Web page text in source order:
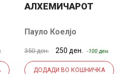
АЛХЕМИЧАРОТ
Пауло Коелјо
350 ден. 250 ден. -100 ден.
ДОДАДИ ВО КОШНИЧКА